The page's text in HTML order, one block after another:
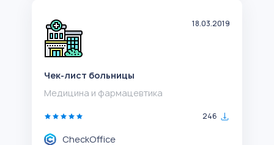
18.03.2019
Чек-лист больницы
Медицина и фармацевтика
246
CheckOffice